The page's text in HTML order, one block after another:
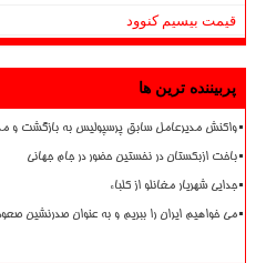
قیمت بیسیم کنوود
پربیننده ترین ها
واکنش مدیرعامل سابق پرسپولیس به بازگشت و
باخت ازبکستان در نخستین حضور در جام جهانی
جدایی شهریار مغانلو از کلباء
می خواهیم ایران را ببریم و به عنوان صدرنشین